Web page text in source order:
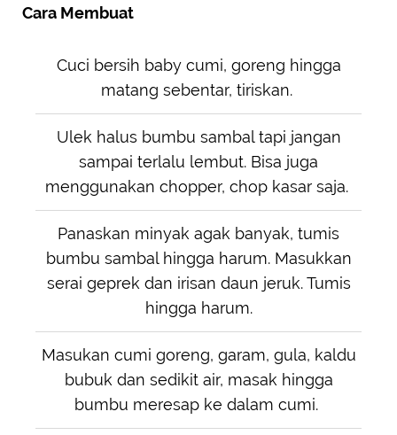
Cara Membuat
Cuci bersih baby cumi, goreng hingga
matang sebentar, tiriskan.
Ulek halus bumbu sambal tapi jangan
sampai terlalu lembut. Bisa juga
menggunakan chopper, chop kasar saja.
Panaskan minyak agak banyak, tumis
bumbu sambal hingga harum. Masukkan
serai geprek dan irisan daun jeruk. Tumis
hingga harum.
Masukan cumi goreng, garam, gula, kaldu
bubuk dan sedikit air, masak hingga
bumbu meresap ke dalam cumi.